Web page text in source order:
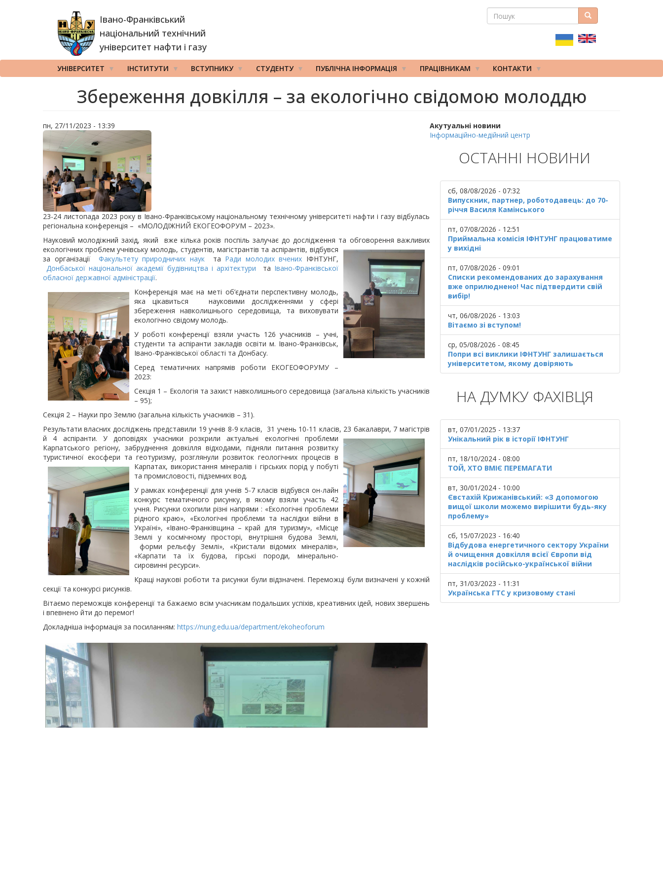
Івано-Франківський
національний технічний
університет нафти і газу
ПОШУКОВА
ПОШУК Пошук
УНІВЕРСИТЕТ ІНСТИТУТИ ВСТУПНИКУ СТУДЕНТУ ПУБЛІЧНА ІНФОРМАЦІЯ ПРАЦІВНИКАМ КОНТАКТИ
Збереження довкілля – за екологічно свідомою молоддю
пн, 27/11/2023 - 13:39
23-24 листопада 2023 року в Івано-Франківському національному технічному університеті нафти і газу відбулась
регіональна конференція – «МОЛОДІЖНИЙ ЕКОГЕОФОРУМ – 2023».
Науковий молодіжний захід, який вже кілька років поспіль залучає до дослідження та обговорення важливих
екологічних проблем учнівську молодь, студентів, магістрантів та аспірантів, відбувся
за організації Факультету природничих наукта Ради молодих вчених ІФНТУНГ,
Донбаської національної академії будівництва і архітектури та Івано-Франківської
обласної державної адміністрації.
Конференція має на меті об’єднати перспективну молодь,
яка цікавиться науковими дослідженнями у сфері
збереження навколишнього середовища, та виховувати
екологічно свідому молодь.
У роботі конференції взяли участь 126 учасників – учні,
студенти та аспіранти закладів освіти м. Івано-Франківськ,
Івано-Франківської області та Донбасу.
Серед тематичних напрямів роботи ЕКОГЕОФОРУМУ –
2023:
Секція 1 – Екологія та захист навколишнього середовища (загальна кількість учасників
– 95);
Секція 2 – Науки про Землю (загальна кількість учасників – 31).
Результати власних досліджень представили 19 учнів 8-9 класів, 31 учень 10-11 класів, 23 бакалаври, 7 магістрів
й 4 аспіранти. Удоповідях учасники розкрили актуальні екологічні проблеми
Карпатського регіону, забруднення довкілля відходами, підняли питання розвитку
туристичної екосфери та геотуризму, розглянули розвиток геологічних процесів в
Карпатах, використання мінералів і гірських порід у побуті
та промисловості, підземних вод.
У рамках конференції для учнів 5-7 класів відбувся он-лайн
конкурс тематичного рисунку, в якому взяли участь 42
учня. Рисунки охопили різні напрями : «Екологічні проблеми
рідного краю», «Екологічні проблеми та наслідки війни в
Україні», «Івано-Франківщина – край для туризму», «Місце
Землі у космічному просторі, внутрішня будова Землі,
форми рельєфу Землі», «Кристали відомих мінералів»,
«Карпати та їх будова, гірські породи, мінерально-
сировинні ресурси».
Кращі наукові роботи та рисунки були відзначені. Переможці були визначені у кожній
секції та конкурсі рисунків.
Вітаємо переможців конференції та бажаємо всім учасникам подальших успіхів, креативних ідей, нових звершень
і впевнено йти до перемог!
Докладніша інформація за посиланням: https://nung.edu.ua/department/ekoheoforum
Акутуальні новини
Інформаційно-медійний центр
ОСТАННІ НОВИНИ
сб, 08/08/2026 - 07:32
Випускник, партнер, роботодавець: до 70-
річчя Василя Камінського
пт, 07/08/2026 - 12:51
Приймальна комісія ІФНТУНГ працюватиме
у вихідні
пт, 07/08/2026 - 09:01
Списки рекомендованих до зарахування
вже оприлюднено! Час підтвердити свій
вибір!
чт, 06/08/2026 - 13:03
Вітаємо зі вступом!
ср, 05/08/2026 - 08:45
Попри всі виклики ІФНТУНГ залишається
університетом, якому довіряють
НА ДУМКУ ФАХІВЦЯ
вт, 07/01/2025 - 13:37
Унікальний рік в історії ІФНТУНГ
пт, 18/10/2024 - 08:00
ТОЙ, ХТО ВМІЄ ПЕРЕМАГАТИ
вт, 30/01/2024 - 10:00
Євстахій Крижанівський: «З допомогою
вищої школи можемо вирішити будь-яку
проблему»
сб, 15/07/2023 - 16:40
Відбудова енергетичного сектору України
й очищення довкілля всієї Європи від
наслідків російсько-української війни
пт, 31/03/2023 - 11:31
Українська ГТС у кризовому стані